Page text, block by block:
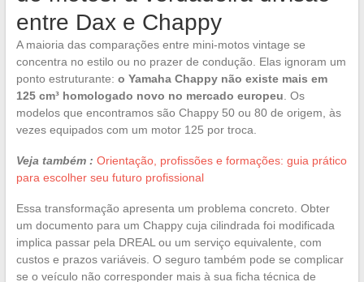
entre Dax e Chappy
A maioria das comparações entre mini-motos vintage se
concentra no estilo ou no prazer de condução. Elas ignoram um
ponto estruturante: o Yamaha Chappy não existe mais em
125 cm³ homologado novo no mercado europeu. Os
modelos que encontramos são Chappy 50 ou 80 de origem, às
vezes equipados com um motor 125 por troca.
Veja também : Orientação, profissões e formações: guia prático
para escolher seu futuro profissional
Essa transformação apresenta um problema concreto. Obter
um documento para um Chappy cuja cilindrada foi modificada
implica passar pela DREAL ou um serviço equivalente, com
custos e prazos variáveis. O seguro também pode se complicar
se o veículo não corresponder mais à sua ficha técnica de